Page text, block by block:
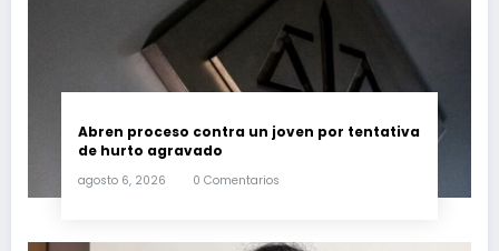
Abren proceso contra un joven por tentativa
de hurto agravado
agosto 6, 2026 0 Comentarios